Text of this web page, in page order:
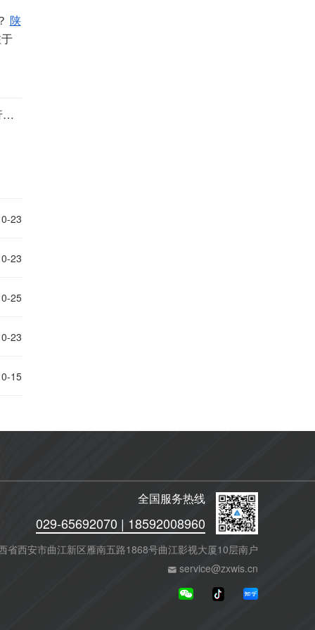
陕
下一篇：智慧工地环境监测系统知多少？知行华智
23
23
25
23
15
全国服务热线
029-65692070 | 18592008960
省西安市曲江新区雁南五路1868号曲江影视大厦10层南户
service@zxwis.cn